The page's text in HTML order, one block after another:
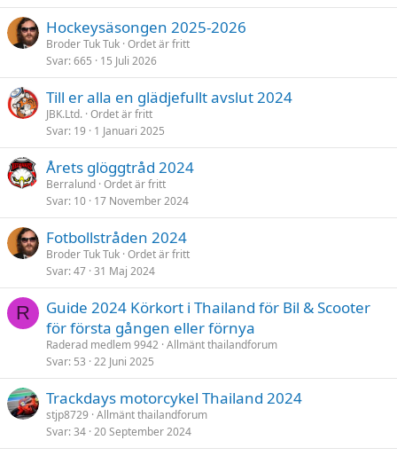
t
Hockeysäsongen 2025-2026
Broder Tuk Tuk Ordet är fritt
Svar 665 15 Juli 2026
Till er alla en glädjefullt avslut 2024
JBK.Ltd. Ordet är fritt
Svar 19 1 Januari 2025
Årets glöggtråd 2024
Berralund Ordet är fritt
Svar 10 17 November 2024
Fotbollstråden 2024
Broder Tuk Tuk Ordet är fritt
Svar 47 31 Maj 2024
R
Guide 2024 Körkort i Thailand för Bil & Scooter
för första gången eller förnya
Raderad medlem 9942 Allmänt thailandforum
Svar 53 22 Juni 2025
Trackdays motorcykel Thailand 2024
stjp8729 Allmänt thailandforum
Svar 34 20 September 2024